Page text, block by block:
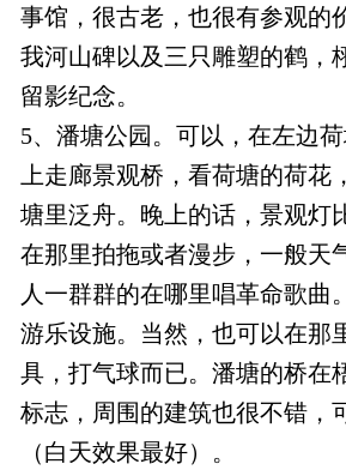
事馆，很古老，也很有参观的
我河山碑以及三只雕塑的鹤，
留影纪念。
5、潘塘公园。可以，在左边
上走廊景观桥，看荷塘的荷花
塘里泛舟。晚上的话，景观灯
在那里拍拖或者漫步，一般天
人一群群的在哪里唱革命歌曲
游乐设施。当然，也可以在那
具，打气球而已。潘塘的桥在
标志，周围的建筑也很不错，
（白天效果最好）。